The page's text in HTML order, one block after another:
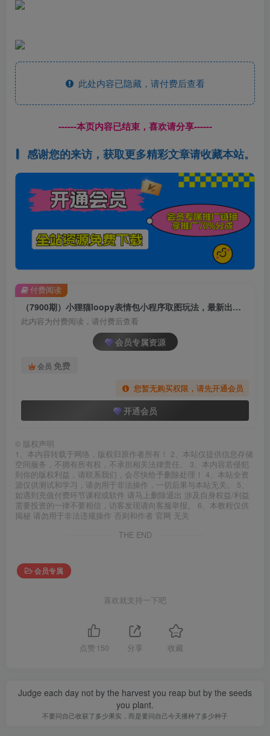
此处内容已隐藏，请付费后查看
------本页内容已结束，喜欢请分享------
感谢您的来访，获取更多精彩文章请收藏本站。
（7900期）小狸猫loopy表情包小程序取图玩法，最新出的表情包素材
此内容为付费阅读，请付费后查看
会员专属资源
会员 免费
您暂无购买权限，请先开通会员
开通会员
付费阅读
© 版权声明
1、本内容转载于网络，版权归原作者所有！ 2、本站仅提供信息存储
空间服务，不拥有所有权，不承担相关法律责任。 3、本内容若侵犯
到你的版权利益，请联系我们，会尽快给予删除处理！ 4、本站全资
源仅供测试和学习，请勿用于非法操作，一切后果与本站无关。 5、
如遇到充值付费环节课程或软件 请马上删除退出 涉及自身权益/利益
需要投资的一律不要相信，访客发现请向客服举报。 6、本教程仅供
揭秘 请勿用于非法违规操作 否则和作者 官网 无关
THE END
会员专属
喜欢就支持一下吧
点赞 150 分享 收藏
Judge each day not by the harvest you reap but by the seeds
you plant.
不要问自己收获了多少果实，而是要问自己今天播种了多少种子